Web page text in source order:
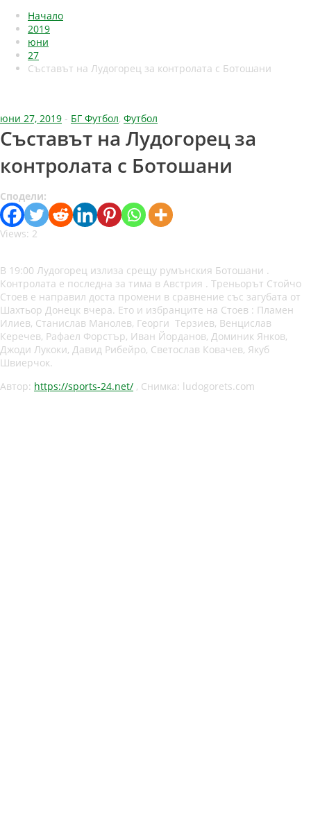
Начало
2019
юни
27
Съставът на Лудогорец за контролата с Ботошани
юни 27, 2019 - БГ Футбол, Футбол
Съставът на Лудогорец за
контролата с Ботошани
Сподели:
Views: 2
В 19:00 Лудогорец излиза срещу румънския Ботошани .
Контролата е последна за тима в Австрия . Треньорът Стойчо
Стоев е направил доста промени в сравнение със загубата от
Шахтьор Донецк вчера. Ето и избранците на Стоев : Пламен
Илиев, Станислав Манолев, Георги Терзиев, Венцислав
Керечев, Рафаел Форстър, Иван Йорданов, Доминик Янков,
Джоди Лукоки, Давид Рибейро, Светослав Ковачев, Якуб
Швиерчок.
Автор: https://sports-24.net/ , Снимка: ludogorets.com